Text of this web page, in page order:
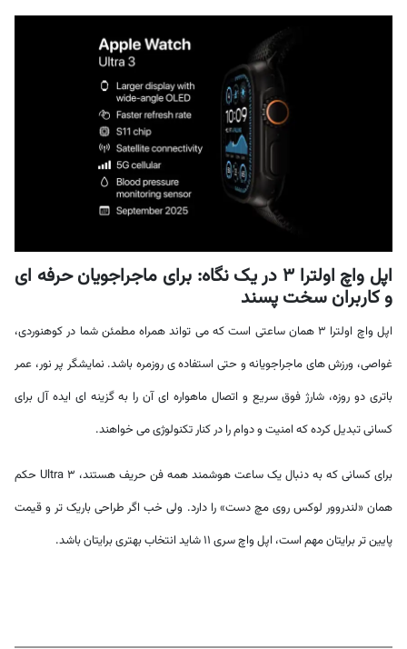
اپل واچ اولترا 3 در یک نگاه: برای ماجراجویان حرفه ای
و کاربران سخت پسند
اپل واچ اولترا 3 همان ساعتی است که می تواند همراه مطمئن شما در کوهنوردی،
غواصی، ورزش های ماجراجویانه و حتی استفاده ی روزمره باشد. نمایشگر پر نور، عمر
باتری دو روزه، شارژ فوق سریع و اتصال ماهواره ای آن را به گزینه ای ایده آل برای
کسانی تبدیل کرده که امنیت و دوام را در کنار تکنولوژی می خواهند.
برای کسانی که به دنبال یک ساعت هوشمند همه فن حریف هستند، Ultra 3 حکم
همان «لندروور لوکس روی مچ دست» را دارد. ولی خب اگر طراحی باریک تر و قیمت
پایین تر برایتان مهم است، اپل واچ سری 11 شاید انتخاب بهتری برایتان باشد.